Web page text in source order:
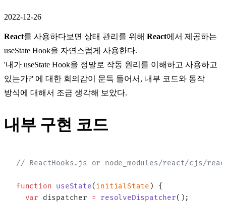
2022-12-26
React를 사용하다보면 상태 관리를 위해 React에서 제공하는
useState Hook을 자연스럽게 사용한다.
'내가 useState Hook을 정말로 작동 원리를 이해하고 사용하고
있는가?' 에 대한 회의감이 문득 들어서, 내부 코드와 동작
방식에 대해서 조금 생각해 보았다.
내부 구현 코드
// ReactHooks.js or node_modules/react/cjs/
function useState(initialState ) {
  var
dispatcher = resolveDispatcher();